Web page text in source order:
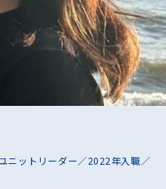
ニットリーダー／2022年入職／